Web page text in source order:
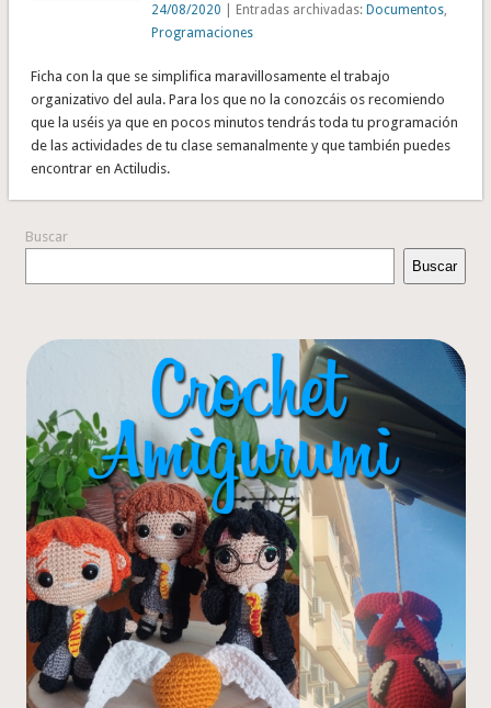
24/08/2020 | Entradas archivadas:Documentos
Programaciones
Ficha con la que se simplifica maravillosamente el trabajo
organizativo del aula. Para los que no la conozcáis os recomiendo
que la uséis ya que en pocos minutos tendrás toda tu programación
de las actividades de tu clase semanalmente y que también puedes
encontrar en Actiludis.
Buscar
Buscar